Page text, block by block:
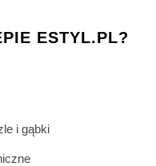
ESTYL.PL?
i gąbki